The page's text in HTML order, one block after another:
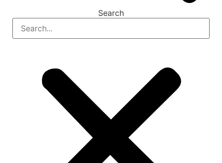
Search